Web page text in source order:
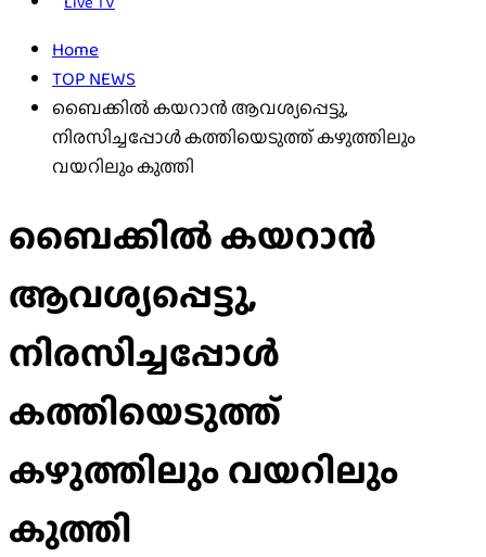
Home
TOP NEWS
ബൈക്കിൽ കയറാൻ ആവശ്യപ്പെട്ടു,
നിരസിച്ചപ്പോൾ കത്തിയെടുത്ത് കഴുത്തിലും
വയറിലും കുത്തി
ബൈക്കിൽ കയറാൻ
ആവശ്യപ്പെട്ടു,
നിരസിച്ചപ്പോൾ
കത്തിയെടുത്ത്
കഴുത്തിലും വയറിലും
കുത്തി